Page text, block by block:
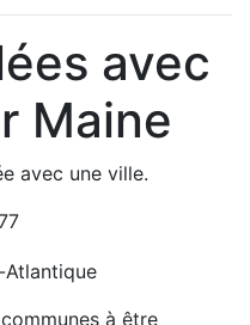
avec
Maine
avec une ville.
communes à être